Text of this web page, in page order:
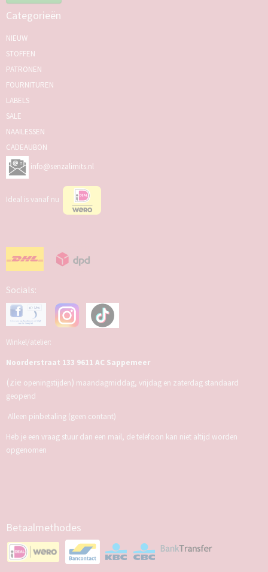
Categorieën
NIEUW
STOFFEN
PATRONEN
FOURNITUREN
LABELS
SALE
NAAILESSEN
CADEAUBON
info@senzalimits.nl
Ideal is vanaf nu
Socials:
Winkel/atelier:
Noorderstraat 133 9611 AC Sappemeer
(zie openingstijden) maandagmiddag, vrijdag en zaterdag standaard
geopend
Alleen pinbetaling (geen contant)
Heb je een vraag stuur dan een mail, de telefoon kan niet altijd worden
opgenomen
Betaalmethodes